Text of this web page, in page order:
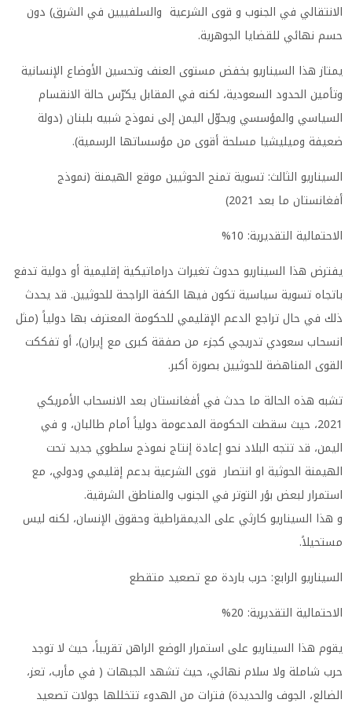
الانتقالي في الجنوب و قوى الشرعية والسلفييين في الشرق) دون
حسم نهائي للقضايا الجوهرية.
يمتاز هذا السيناريو بخفض مستوى العنف وتحسين الأوضاع الإنسانية
وتأمين الحدود السعودية، لكنه في المقابل يكرّس حالة الانقسام
السياسي والمؤسسي ويحوّل اليمن إلى نموذج شبيه بلبنان (دولة
ضعيفة وميليشيا مسلحة أقوى من مؤسساتها الرسمية).
السيناريو الثالث: تسوية تمنح الحوثيين موقع الهيمنة (نموذج
أفغانستان ما بعد 2021)
الاحتمالية التقديرية: 10%
يفترض هذا السيناريو حدوث تغيرات دراماتيكية إقليمية أو دولية تدفع
باتجاه تسوية سياسية تكون فيها الكفة الراجحة للحوثيين. قد يحدث
ذلك في حال تراجع الدعم الإقليمي للحكومة المعترف بها دولياً (مثل
انسحاب سعودي تدريجي كجزء من صفقة كبرى مع إيران)، أو تفككت
القوى المناهضة للحوثيين بصورة أكبر.
تشبه هذه الحالة ما حدث في أفغانستان بعد الانسحاب الأمريكي
2021، حيث سقطت الحكومة المدعومة دولياً أمام طالبان، و في
اليمن، قد تتجه البلاد نحو إعادة إنتاج نموذج سلطوي جديد تحت
الهيمنة الحوثية او انتصار قوى الشرعية بدعم إقليمي ودولي، مع
استمرار لبعض بؤر التوتر في الجنوب والمناطق الشرقية.
و هذا السيناريو كارثي على الديمقراطية وحقوق الإنسان، لكنه ليس
مستحيلاً.
السيناريو الرابع: حرب باردة مع تصعيد متقطع
الاحتمالية التقديرية: 20%
يقوم هذا السيناريو على استمرار الوضع الراهن تقريباً، حيث لا توجد
حرب شاملة ولا سلام نهائي، حيث تشهد الجبهات ( في مأرب، تعز،
الضالع، الجوف والحديدة) فترات من الهدوء تتخللها جولات تصعيد